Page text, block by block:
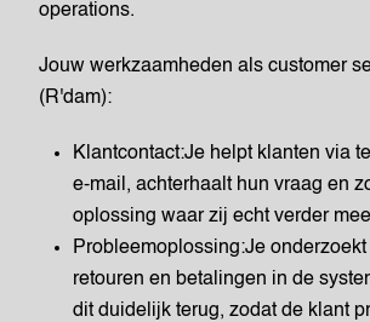
operations.
Jouw werkzaamheden als customer
(R'dam):
Klantcontact:Je helpt klanten via
e-mail, achterhaalt hun vraag en
oplossing waar zij echt verder
Probleemoplossing:Je
retouren en betalingen in de
dit duidelijk terug, zodat de klant